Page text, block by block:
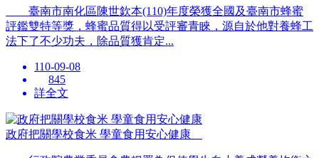
臺南市南化區陳世欽本(110)年度榮獲全國及臺南市蜂蜜
評鑑雙特等獎，蜂蜜品質得以受評審青睞，源自於他對養蜂工
法下了不少功夫，除品質獲肯定...
110-09-08
845
詳全文
政府把關學校食米 學童食用安心健康